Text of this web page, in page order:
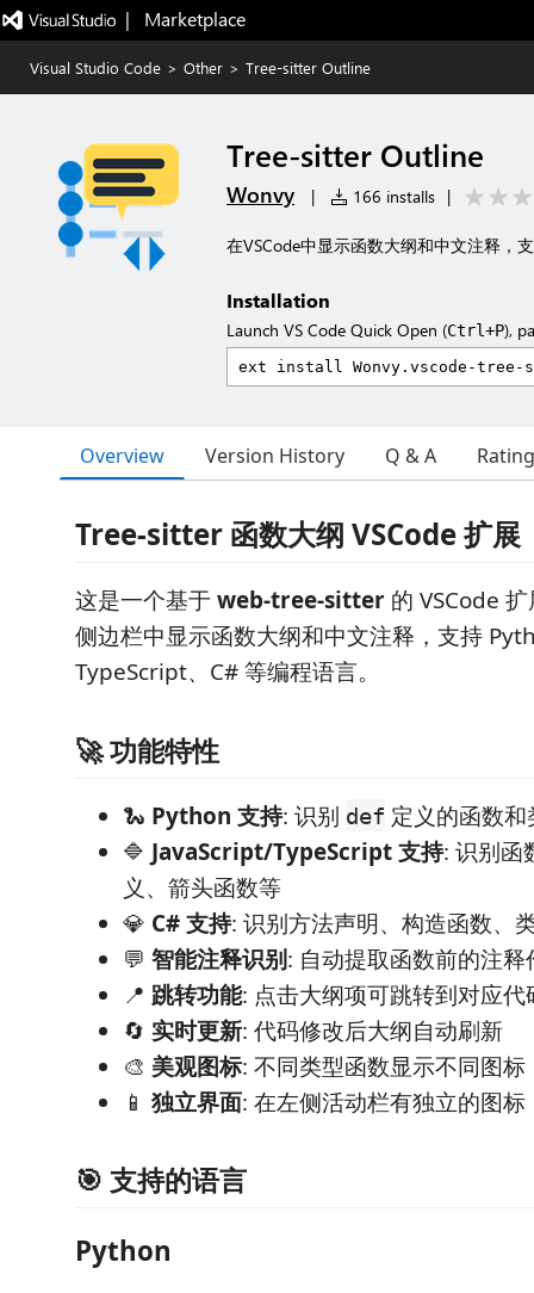
|   Marketplace
Visual Studio Code > Other > Tree-sitter Outline
Tree-sitter Outline
Wonvy | 166 installs |
在VSCode中显示函数大纲和中文注释，
Installation
Launch VS Code Quick Open (Ctrl+P),
Overview Version History Q & A
Tree-sitter 函数大纲 VSCode 扩展
这是一个基于web-tree-sitter 的 VSCode
侧边栏中显示函数大纲和中文注释，支持
TypeScript、C# 等编程语言。
🚀 功能特性
🐍 Python 支持: 识别 def 定义的函数和
🔷 JavaScript/TypeScript 支持: 识别函
义、箭头函数等
💎 C# 支持: 识别方法声明、构造函数、
💬 智能注释识别: 自动提取函数前的注释
📍 跳转功能: 点击大纲项可跳转到对应代
🔄 实时更新: 代码修改后大纲自动刷新
🎨 美观图标: 不同类型函数显示不同图标
📱 独立界面: 在左侧活动栏有独立的图
🎯 支持的语言
Python